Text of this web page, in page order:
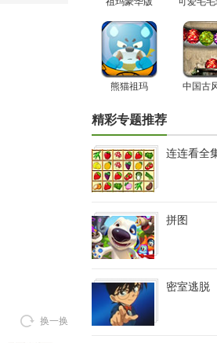
换一换
熊猫祖玛 中国古
精彩专题推荐
连连看全
拼图
密室逃脱